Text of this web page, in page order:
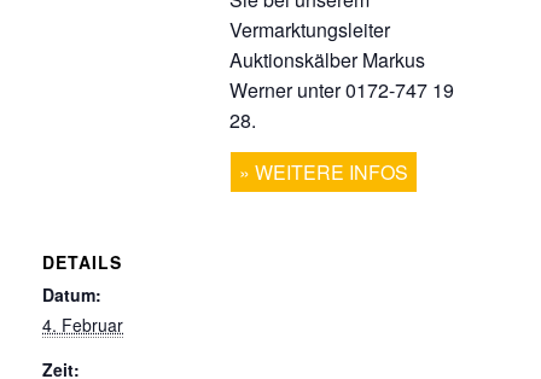
Vermarktungsleiter
Auktionskälber Markus
Werner unter 0172-747 19
28.
WEITERE INFOS
DETAILS
Datum:
4. Februar
Zeit: